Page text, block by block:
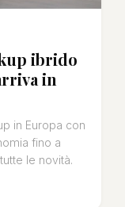
ibrido
in
in Europa con
fino a
le novità.